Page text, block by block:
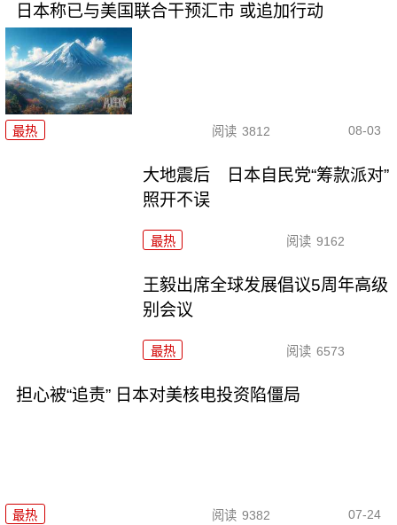
日本称已与美国联合干预汇市 或追加行动
最热 阅读 3812 08-03
大地震后 日本自民党“筹款派对”
照开不误
最热 阅读 9162
王毅出席全球发展倡议5周年高级
别会议
最热 阅读 6573
担心被“追责” 日本对美核电投资陷僵局
最热 阅读 9382 07-24